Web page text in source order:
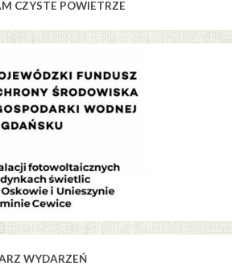
CZYSTE POWIETRZE
WYDARZEŃ